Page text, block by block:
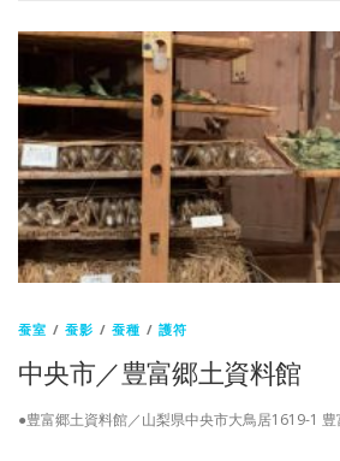
蚕室 /蚕影 /蚕種 /護符
中央市／豊富郷土資料館
●豊富郷土資料館／山梨県中央市大鳥居1619-1